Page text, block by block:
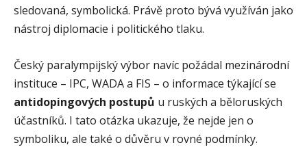
sledovaná, symbolická. Právě proto bývá využíván jako
nástroj diplomacie i politického tlaku.
Český paralympijský výbor navíc požádal mezinárodní
instituce – IPC, WADA a FIS – o informace týkající se
antidopingových postupů u ruských a běloruských
účastníků. I tato otázka ukazuje, že nejde jen o
symboliku, ale také o důvěru v rovné podmínky.